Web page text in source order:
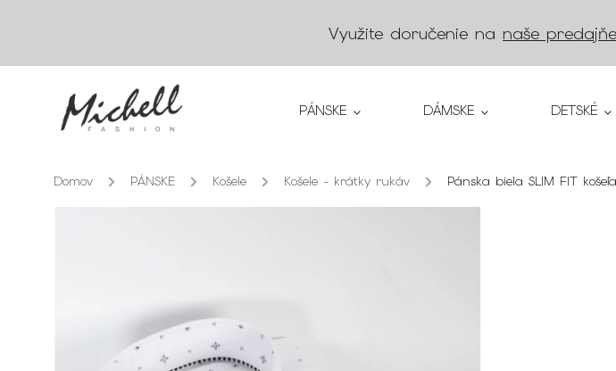
Využite doručenie na naše predajňe
PÁNSKE DÁMSKE DETSKÉ
Domov / PÁNSKE / Košele / Košele - krátky rukáv / Pánska biela SLIM FIT